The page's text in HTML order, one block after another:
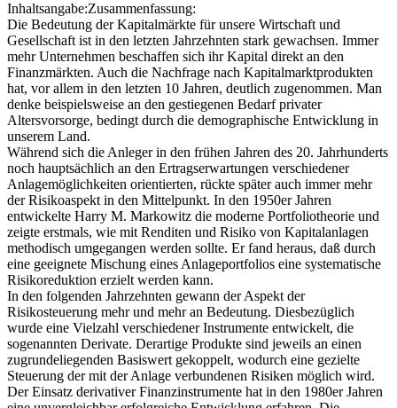
Inhaltsangabe:Zusammenfassung:
Die Bedeutung der Kapitalmärkte für unsere Wirtschaft und
Gesellschaft ist in den letzten Jahrzehnten stark gewachsen. Immer
mehr Unternehmen beschaffen sich ihr Kapital direkt an den
Finanzmärkten. Auch die Nachfrage nach Kapitalmarktprodukten
hat, vor allem in den letzten 10 Jahren, deutlich zugenommen. Man
denke beispielsweise an den gestiegenen Bedarf privater
Altersvorsorge, bedingt durch die demographische Entwicklung in
unserem Land.
Während sich die Anleger in den frühen Jahren des 20. Jahrhunderts
noch hauptsächlich an den Ertragserwartungen verschiedener
Anlagemöglichkeiten orientierten, rückte später auch immer mehr
der Risikoaspekt in den Mittelpunkt. In den 1950er Jahren
entwickelte Harry M. Markowitz die moderne Portfoliotheorie und
zeigte erstmals, wie mit Renditen und Risiko von Kapitalanlagen
methodisch umgegangen werden sollte. Er fand heraus, daß durch
eine geeignete Mischung eines Anlageportfolios eine systematische
Risikoreduktion erzielt werden kann.
In den folgenden Jahrzehnten gewann der Aspekt der
Risikosteuerung mehr und mehr an Bedeutung. Diesbezüglich
wurde eine Vielzahl verschiedener Instrumente entwickelt, die
sogenannten Derivate. Derartige Produkte sind jeweils an einen
zugrundeliegenden Basiswert gekoppelt, wodurch eine gezielte
Steuerung der mit der Anlage verbundenen Risiken möglich wird.
Der Einsatz derivativer Finanzinstrumente hat in den 1980er Jahren